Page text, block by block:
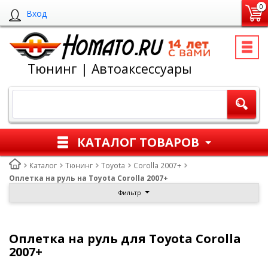
Вход
0
Тюнинг | Автоаксессуары
КАТАЛОГ ТОВАРОВ
Каталог Тюнинг Toyota
Corolla 2007+
Оплетка на руль на Toyota Corolla 2007+
Фильтр
Оплетка на руль для Toyota Corolla
2007+